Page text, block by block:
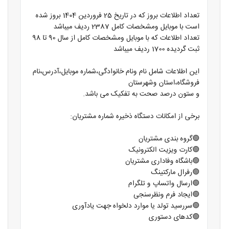
تعداد اطلاعات بروز که در تاریخ 25 فروردین 1404 بروز شده
است با موبایل ومشخصات کامل 2387 ردیف میباشد
تعداد اطلاعات که با موبایل ومشخصات کامل از سال 90 تا 98
ثبت گردیده 1700 ردیف میباشد
این اطلاعات شامل نام ونام خانوادگی،شماره موبایل،آدرس،نام
فروشگاه،استان وشهرستان
و ستون درصد صحت به تفکیک می باشد.
برخی از امکانات دستگاه ذخیره شماره مشتریان:
🟢گروه بندی مشتریان
🟢کارت ویزیت الکترونیک
🟢باشگاه وفاداری مشتریان
🟢رفرال مارکتینگ
🟢ارسال واتساپ و تلگرام
🟢ایجاد فرم ونظرسنجی
🟢سررسید تولد یا موارد دلخواه جهت یادآوری
🟢کدهای دستوری